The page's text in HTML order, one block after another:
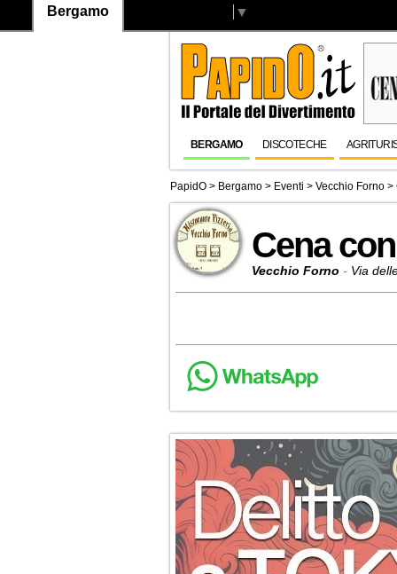
Bergamo ▼
BERGAMO DISCOTECHE
PapidO > Bergamo > Eventi > Vecchio Forno >
Cena
Vecchio Forno - Via